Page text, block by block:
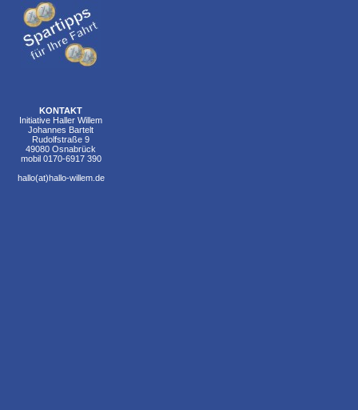
KONTAKT
Initiative Haller Willem
Johannes Bartelt
Rudolfstraße 9
49080 Osnabrück
mobil 0170-6917 390
hallo(at)hallo-willem.de